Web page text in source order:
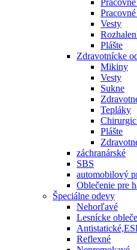
Vesty
Plášte
Zdravotnícke
Mikiny
Vesty
Sukne
Tepláky
Plášte
záchranárské
SBS
automobilový
Oblečenie pre
Špeciálne odevy
Nehorľavé
Lesnícke
Reflexné